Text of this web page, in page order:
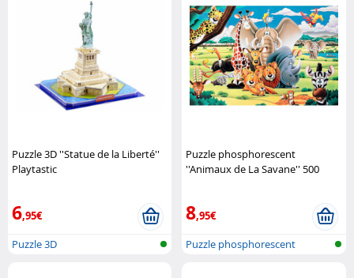
Puzzle 3D ''Statue de la Liberté''
Playtastic
6,95€
Puzzle 3D
Puzzle phosphorescent
''Animaux de La Savane'' 500
8,95€
Puzzle phosphorescent